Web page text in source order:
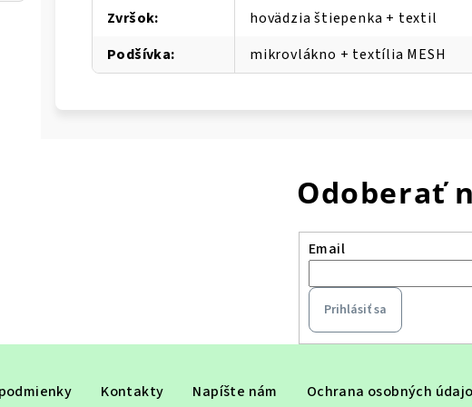
Zvršok:
hovädzia štiepenka + textil
Podšívka: mikrovlákno + textília MESH
Odoberať
Email
Prihlásiť sa
Kontakty Napíšte nám Ochrana osobných